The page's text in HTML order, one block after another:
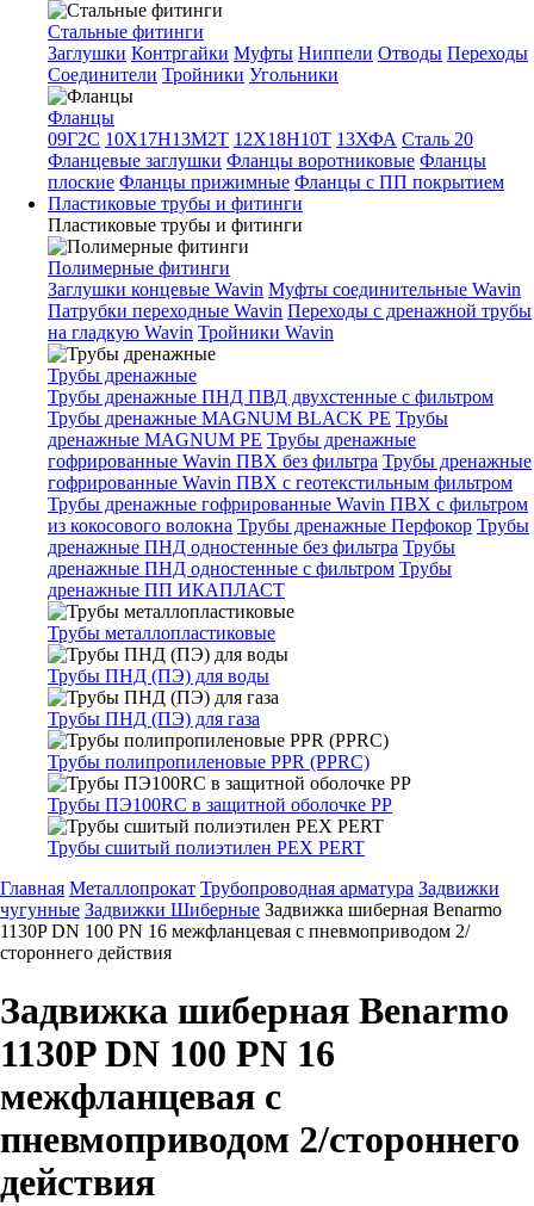
Стальные фитинги
Заглушки Контргайки Муфты Ниппели Отводы Переходы
Соединители Тройники Угольники
Фланцы
09Г2С 10Х17Н13М2Т 12Х18Н10Т 13ХФА Сталь 20
Фланцевые заглушки Фланцы воротниковые Фланцы
плоские Фланцы прижимные Фланцы с ПП покрытием
Пластиковые трубы и фитинги
Пластиковые трубы и фитинги
Полимерные фитинги
Заглушки концевые Wavin Муфты соединительные Wavin
Патрубки переходные Wavin Переходы с дренажной трубы
на гладкую Wavin Тройники Wavin
Трубы дренажные
Трубы дренажные ПНД ПВД двухстенные с фильтром
Трубы дренажные MAGNUM BLACK PE Трубы
дренажные MAGNUM PE Трубы дренажные
гофрированные Wavin ПВХ без фильтра Трубы дренажные
гофрированные Wavin ПВХ с геотекстильным фильтром
Трубы дренажные гофрированные Wavin ПВХ с фильтром
из кокосового волокна Трубы дренажные Перфокор Трубы
дренажные ПНД одностенные без фильтра Трубы
дренажные ПНД одностенные с фильтром Трубы
дренажные ПП ИКАПЛАСТ
Трубы металлопластиковые
Трубы ПНД (ПЭ) для воды
Трубы ПНД (ПЭ) для газа
Трубы полипропиленовые PPR (PPRC)
Трубы ПЭ100RC в защитной оболочке PP
Трубы сшитый полиэтилен PEX PERT
Главная Металлопрокат Трубопроводная арматура Задвижки
чугунные Задвижки Шиберные Задвижка шиберная Benarmo
1130P DN 100 PN 16 межфланцевая с пневмоприводом 2/
стороннего действия
Задвижка шиберная Benarmo
1130P DN 100 PN 16
межфланцевая с
пневмоприводом 2/стороннего
действия